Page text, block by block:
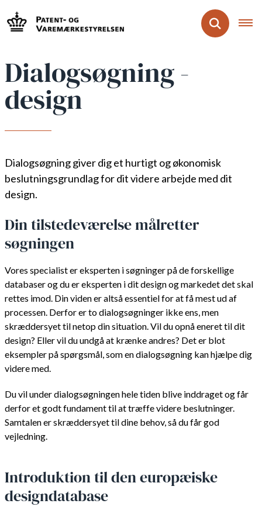
Dialogsøgning -
design
Dialogsøgning giver dig et hurtigt og økonomisk
beslutningsgrundlag for dit videre arbejde med dit
design.
Din tilstedeværelse målretter
søgningen
Vores specialist er eksperten i søgninger på de forskellige
databaser og du er eksperten i dit design og markedet det skal
rettes imod. Din viden er altså essentiel for at få mest ud af
processen. Derfor er to dialogsøgninger ikke ens, men
skræddersyet til netop din situation. Vil du opnå eneret til dit
design? Eller vil du undgå at krænke andres? Det er blot
eksempler på spørgsmål, som en dialogsøgning kan hjælpe dig
videre med.
Du vil under dialogsøgningen hele tiden blive inddraget og får
derfor et godt fundament til at træffe videre beslutninger.
Samtalen er skræddersyet til dine behov, så du får god
vejledning.
Introduktion til den europæiske
designdatabase